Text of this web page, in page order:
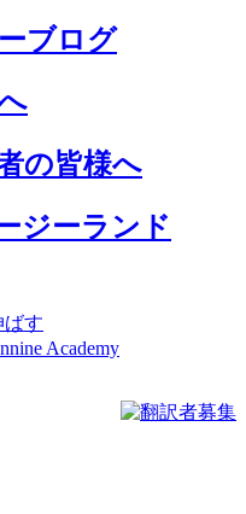
ブログ
の皆様へ
ジーランド